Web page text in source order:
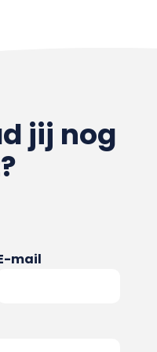
jij nog
mail